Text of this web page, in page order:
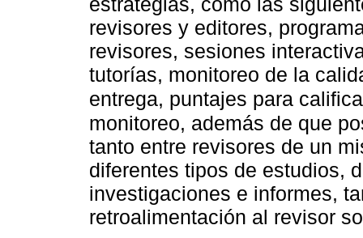
revisores y editores,
revisores, sesiones
tutorías, monitoreo de la
entrega, puntajes para
monitoreo, además de que
tanto entre revisores de un
diferentes tipos de estudios,
investigaciones e informes,
retroalimentación al revisor